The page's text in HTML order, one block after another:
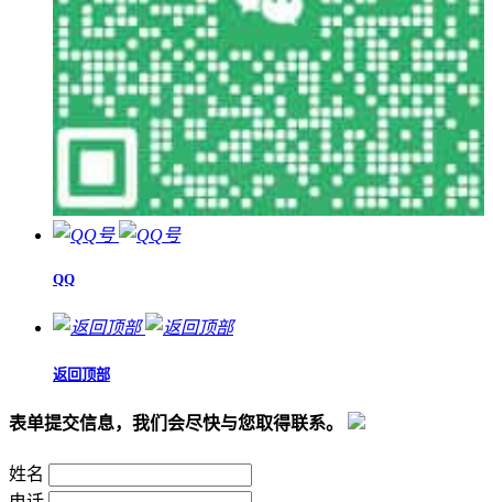
QQ
返回顶部
表单提交信息，我们会尽快与您取得联系。
姓名